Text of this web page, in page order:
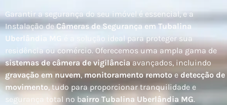
Garantir a segurança do seu imóvel é essencial, e a
Instalação deCâmeras de Segurança em Tubalina
Uberlândia MG
é a solução ideal para proteger sua
residência ou comércio. Oferecemos uma ampla gama de
sistemas de câmera de vigilância avançados, incluindo
gravação em nuvem, monitoramento remoto e detecção de
movimento, tudo para proporcionar tranquilidade e
segurança total no bairro Tubalina Uberlândia MG.